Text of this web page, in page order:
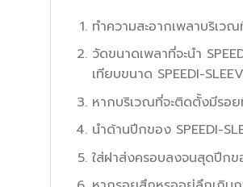
ทำความสะอากเพลาบริเว
วัดขนาดเพลาที่จะนำ
เทียบขนาด SPEEDI-
หากบริเวณที่จะติดตั้งมีรอ
นำด้านปีกของ SPEEDI-
ใส่ฝาส่งครอบลงจนสุดปีกข